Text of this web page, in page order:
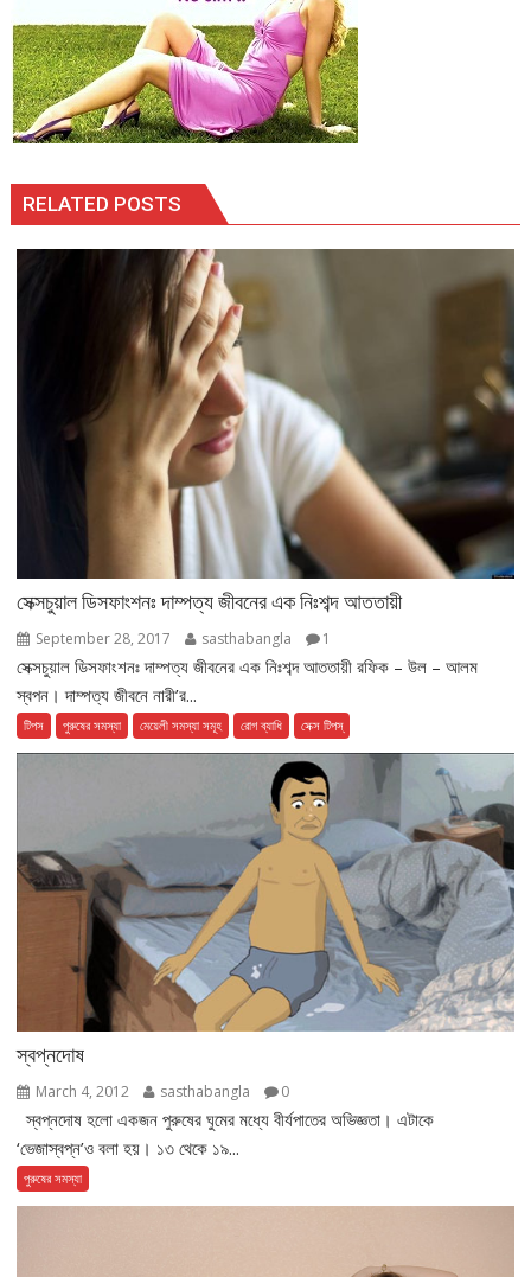
RELATED POSTS
সেক্সচুয়াল ডিসফাংশনঃ দাম্পত্য জীবনের এক নিঃশব্দ আততায়ী
September 28, 2017 sasthabangla 1
সেক্সচুয়াল ডিসফাংশনঃ দাম্পত্য জীবনের এক নিঃশব্দ আততায়ী রফিক – উল – আলম
স্বপন। দাম্পত্য জীবনে নারী’র...
টিপস পুরুষের সমস্যা মেয়েলী সমস্যা সমূহ রোগ ব্যাধি সেক্স টিপস্
স্বপ্নদোষ
March 4, 2012 sasthabangla 0
স্বপ্নদোষ হলো একজন পুরুষের ঘুমের মধ্যে বীর্যপাতের অভিজ্ঞতা। এটাকে
‘ভেজাস্বপ্ন’ও বলা হয়। ১৩ থেকে ১৯...
পুরুষের সমস্যা